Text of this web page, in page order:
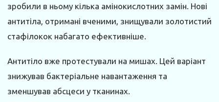
зробили в ньому кілька амінокислотних замін. Нові
антитіла, отримані вченими, знищували золотистий
стафілокок набагато ефективніше.
Антитіло вже протестували на мишах. Цей варіант
знижував бактеріальне навантаження та
зменшував абсцеси у тканинах.